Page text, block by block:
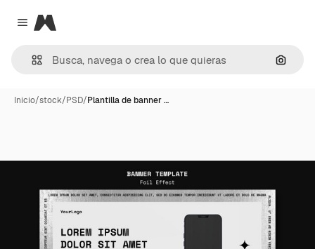
Close menu
Magnific
Inicio/stock/PSD/Plantilla de banner …